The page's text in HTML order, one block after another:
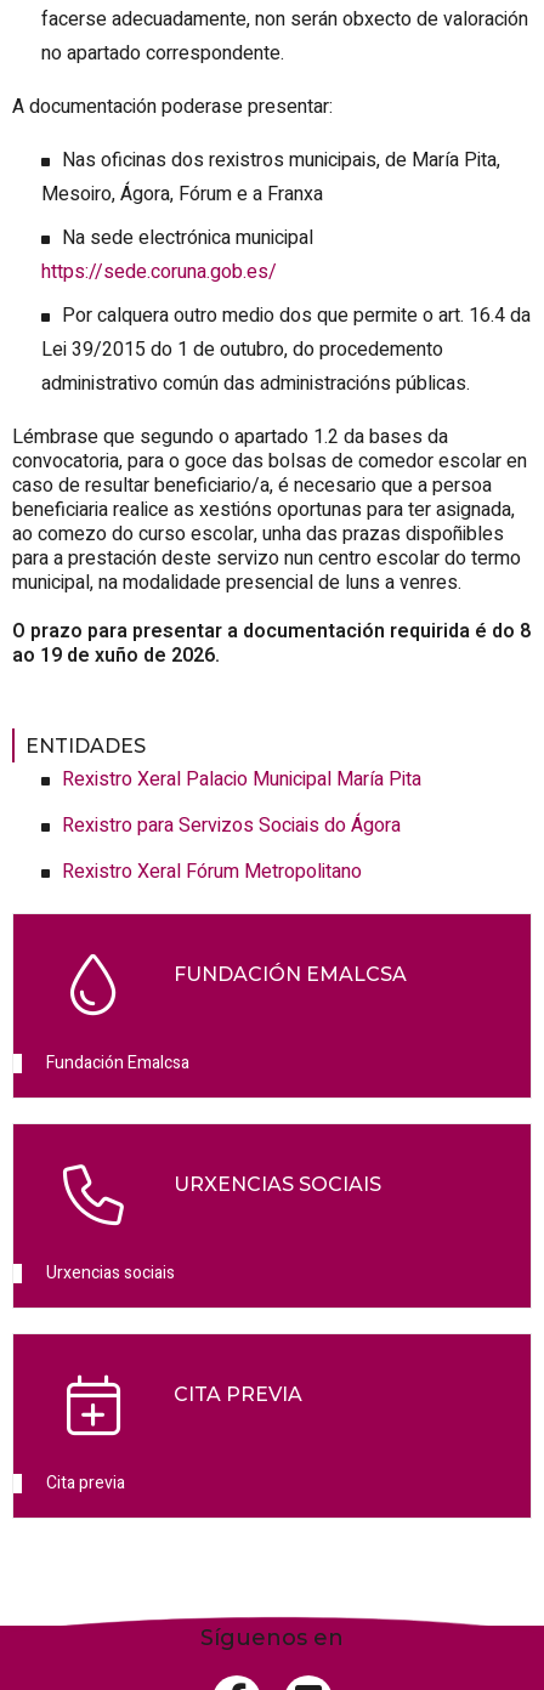
facerse adecuadamente, non serán obxecto de valoración
no apartado correspondente.
A documentación poderase presentar:
Nas oficinas dos rexistros municipais, de María Pita,
Mesoiro, Ágora, Fórum e a Franxa
Na sede electrónica municipal
https://sede.coruna.gob.es/
Por calquera outro medio dos que permite o art. 16.4 da
Lei 39/2015 do 1 de outubro, do procedemento
administrativo común das administracións públicas.
Lémbrase que segundo o apartado 1.2 da bases da
convocatoria, para o goce das bolsas de comedor escolar en
caso de resultar beneficiario/a, é necesario que a persoa
beneficiaria realice as xestións oportunas para ter asignada,
ao comezo do curso escolar, unha das prazas dispoñibles
para a prestación deste servizo nun centro escolar do termo
municipal, na modalidade presencial de luns a venres.
O prazo para presentar a documentación requirida é do 8
ao 19 de xuño de 2026.
ENTIDADES
Rexistro Xeral Palacio Municipal María Pita
Rexistro para Servizos Sociais do Ágora
Rexistro Xeral Fórum Metropolitano
FUNDACIÓN EMALCSA
Fundación Emalcsa
URXENCIAS SOCIAIS
Urxencias sociais
CITA PREVIA
Cita previa
Síguenos en